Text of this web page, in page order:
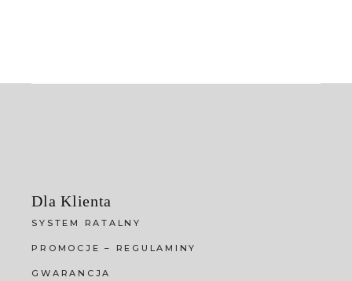
Dla Klienta
SYSTEM RATALNY
PROMOCJE – REGULAMINY
GWARANCJA